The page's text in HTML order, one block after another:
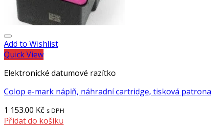
Add to Wishlist
Quick View
Elektronické datumové razítko
Colop e-mark náplň, náhradní cartridge, tisková patrona
1 153.00 Kč s DPH
Přidat do košíku